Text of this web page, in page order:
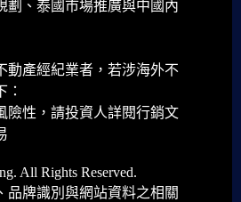
劃、泰國市場推廣與中國內
動產經紀業者，若涉海外不
：
險性，請投資人詳閱行銷文
All Rights Reserved.
品牌識別與網站資料之相關